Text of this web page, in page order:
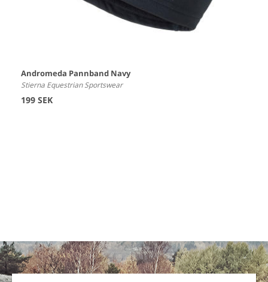
Andromeda Pannband Navy
Stierna Equestrian Sportswear
199 SEK